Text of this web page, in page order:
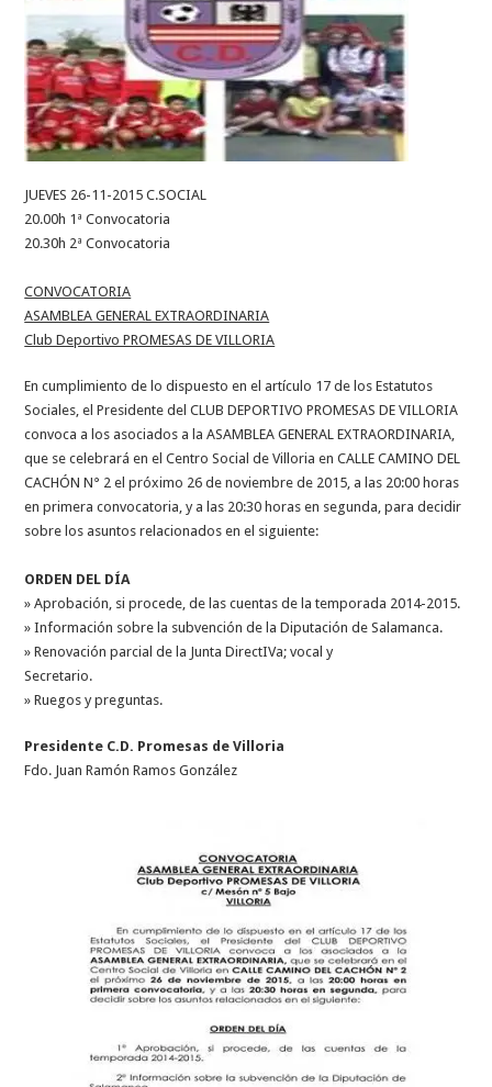
JUEVES 26-11-2015 C.SOCIAL
20.00h 1ª Convocatoria
20.30h 2ª Convocatoria
CONVOCATORIA
ASAMBLEA GENERAL EXTRAORDINARIA
Club Deportivo PROMESAS DE VILLORIA
En cumplimiento de lo dispuesto en el artículo 17 de los Estatutos
Sociales, el Presidente del CLUB DEPORTIVO PROMESAS DE VILLORIA
convoca a los asociados a la ASAMBLEA GENERAL EXTRAORDINARIA,
que se celebrará en el Centro Social de Villoria en CALLE CAMINO DEL
CACHÓN N° 2 el próximo 26 de noviembre de 2015, a las 20:00 horas
en primera convocatoria, y a las 20:30 horas en segunda, para decidir
sobre los asuntos relacionados en el siguiente:
ORDEN DEL DÍA
» Aprobación, si procede, de las cuentas de la temporada 2014-2015.
» Información sobre la subvención de la Diputación de Salamanca.
» Renovación parcial de la Junta DirectIVa; vocal y
Secretario.
» Ruegos y preguntas.
Presidente C.D. Promesas de Villoria
Fdo. Juan Ramón Ramos González